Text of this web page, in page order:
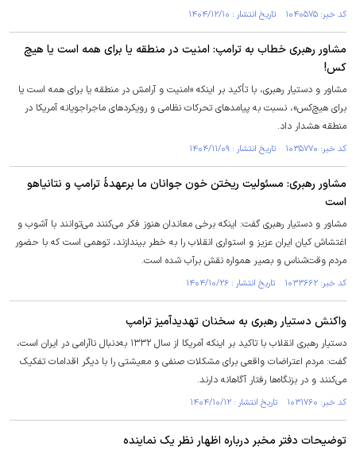
کد خبر: ۱۰۴۰۵۷۵ تاریخ انتشار : ۱۴۰۴/۱۲/۱۰
مشاور رهبری خطاب به ترامپ:‌ امنیت در منطقه یا برای همه است یا هیچ
کس!
مشاور و دستیار رهبری، با تأکید بر اینکه «امنیت و آرامش در منطقه یا برای همه است یا
برای هیچ‌کس»، نسبت به پیامد‌های تحرکات نظامی و رویکرد‌های ماجراجویانه آمریکا در
منطقه هشدار داد.
کد خبر: ۱۰۳۵۷۷۰ تاریخ انتشار : ۱۴۰۴/۱۱/۰۹
مشاور رهبری: مسئولیت ریختن خون جوانان ما برعهدۀ ترامپ و نتانیاهو
است
مشاور و دستیار رهبری گفت: اینکه برخی معاندان هنوز فکر می‌کنند می‌توانند با آشوب و
اغتشاش کیان ایران عزیز و استواری انقلاب را به خطر بیندازند، توهمی است که با حضور
مردم وقت‌شناس و بصیر همواره نقش برآب شده است.
کد خبر: ۱۰۳۳۶۶۲ تاریخ انتشار : ۱۴۰۴/۱۰/۲۶
واکنش دستیار رهبری به سخنان تهدیدآمیز ترامپ
دستیار رهبری انقلاب با تاکید بر اینکه آمریکا از سال ۱۳۳۲ به‌دنبال ناآرامی در ایران است،
گفت: مردم اعتراضات واقعی برای مشکلات صنفی و معیشتی را با دیگر اقدامات تفکیک
می‌کنند و در بزنگاه‌ها رفتار آگاهانه دارند.
کد خبر: ۱۰۳۱۷۶۰ تاریخ انتشار : ۱۴۰۴/۱۰/۱۲
توضیحات دفتر مخبر درباره اظهار نظر یک نماینده